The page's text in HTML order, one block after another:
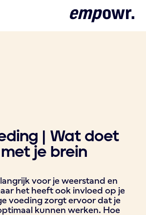
| Wat doet
je brein
voor je weerstand en
het heeft ook invloed op je
voeding zorgt ervoor dat je
kunnen werken. Hoe